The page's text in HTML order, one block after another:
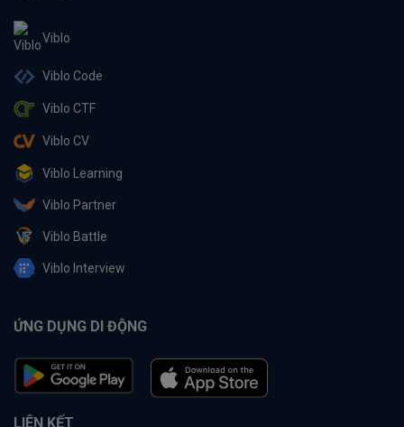
Viblo
Viblo Code
Viblo CTF
Viblo CV
Viblo Learning
Viblo Partner
Viblo Battle
Viblo Interview
ỨNG DỤNG DI ĐỘNG
LIÊN KẾT